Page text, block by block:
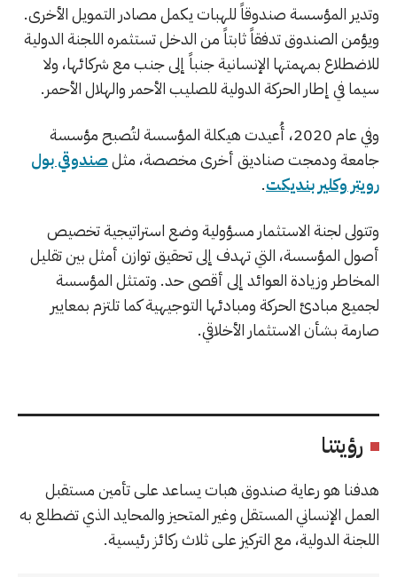
وتدير المؤسسة صندوقاً للهبات يكمل مصادر التمويل الأخرى.
ويؤمن الصندوق تدفقاً ثابتاً من الدخل تستثمره اللجنة الدولية
للاضطلاع بمهمتها الإنسانية جنباً إلى جنب مع شركائها، ولا
سيما في إطار الحركة الدولية للصليب الأحمر والهلال الأحمر.
وفي عام 2020، أُعيدت هيكلة المؤسسة لتُصبح مؤسسة
جامعة ودمجت صناديق أخرى مخصصة، مثلصندوقي بول
رويتر وكلير بنديكت.
وتتولى لجنة الاستثمار مسؤولية وضع استراتيجية تخصيص
أصول المؤسسة، التي تهدف إلى تحقيق توازن أمثل بين تقليل
المخاطر وزيادة العوائد إلى أقصى حد. وتمتثل المؤسسة
لجميع مبادئ الحركة ومبادئها التوجيهية كما تلتزم بمعايير
صارمة بشأن الاستثمار الأخلاقي.
رؤيتنا
هدفنا هو رعاية صندوق هبات يساعد على تأمين مستقبل
العمل الإنساني المستقل وغير المتحيز والمحايد الذي تضطلع به
اللجنة الدولية، مع التركيز على ثلاث ركائز رئيسية.